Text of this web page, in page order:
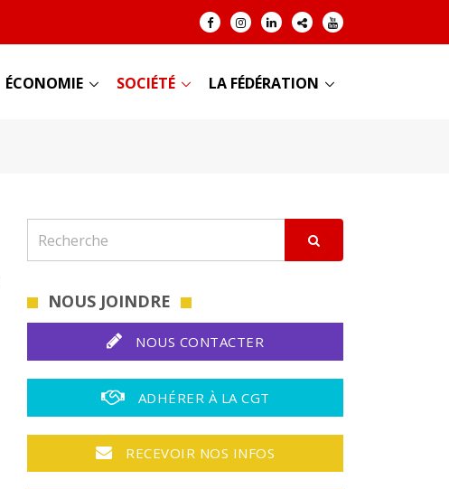
ÉCONOMIE SOCIÉTÉ LA FÉDÉRATION
NOUS JOINDRE
NOUS CONTACTER
ADHÉRER À LA CGT
RECEVOIR NOS INFOS